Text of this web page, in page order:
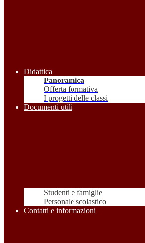
Didattica
Panoramica
Offerta formativa
I progetti delle classi
Documenti utili
Studenti e famiglie
Personale scolastico
Contatti e informazioni